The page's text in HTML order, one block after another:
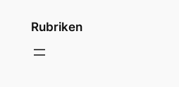
Rubriken